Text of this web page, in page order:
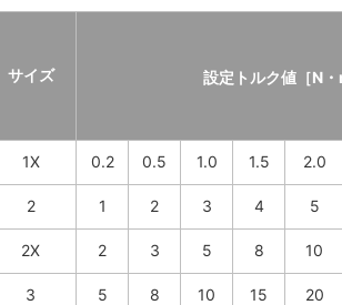
サイズ 設定トルク値［N
1X 0.2 0.5 1.0 1.5 2.0
2 1 2 3 4 5
2X 2 3 5 8 10
3 5 8 10 15 20